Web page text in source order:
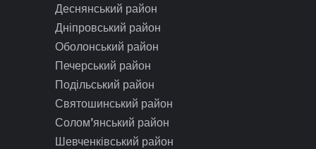
Деснянський район
Дніпровський район
Оболонський район
Печерський район
Подільський район
Святошинський район
Солом’янський район
Шевченківський район